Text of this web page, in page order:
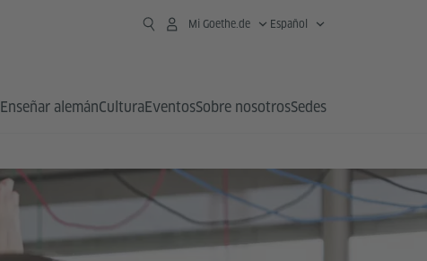
Mi Goethe.de Español
Enseñar alemánCulturaEventosSobre nosotrosSedes